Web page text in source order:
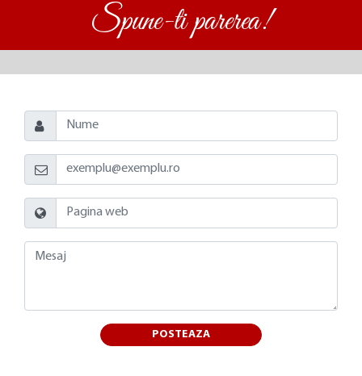
Spune-ti parerea!
POSTEAZA